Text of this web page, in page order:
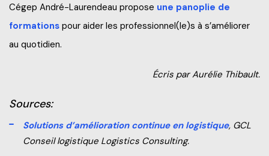
Cégep André-Laurendeau propose une panoplie de
formations pour aider les professionnel(le)s à s’améliorer
au quotidien.
Écris par Aurélie Thibault.
Sources:
Solutions d’amélioration continue en logistique, GCL
Conseil logistique Logistics Consulting.